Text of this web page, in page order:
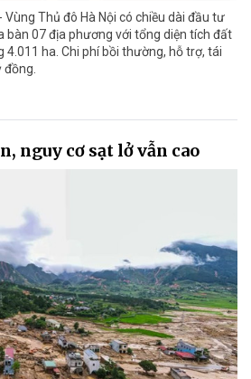
Vùng Thủ đô Hà Nội có chiều dài đầu tư
bàn 07 địa phương với tổng diện tích đất
4.011 ha. Chi phí bồi thường, hỗ trợ, tái
đồng.
nguy cơ sạt lở vẫn cao